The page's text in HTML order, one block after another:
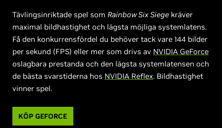
Tävlingsinriktade spel som Rainbow Six Siege kräver
maximal bildhastighet och lägsta möjliga systemlatens.
Få den konkurrensfördel du behöver tack vare 144 bilder
per sekund (FPS) eller mer som drivs av NVIDIA GeForce
oslagbara prestanda och den lägsta systemlatensen och
de bästa svarstiderna hos NVIDIA Reflex. Bildhastighet
vinner spel.
KÖP GEFORCE